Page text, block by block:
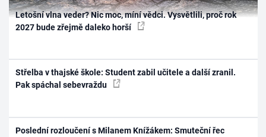
Letošní vlna veder? Nic moc, míní vědci. Vysvětlili, proč rok
2027 bude zřejmě daleko horší
Střelba v thajské škole: Student zabil učitele a další zranil.
Pak spáchal sebevraždu
Poslední rozloučení s Milanem Knížákem: Smuteční řec